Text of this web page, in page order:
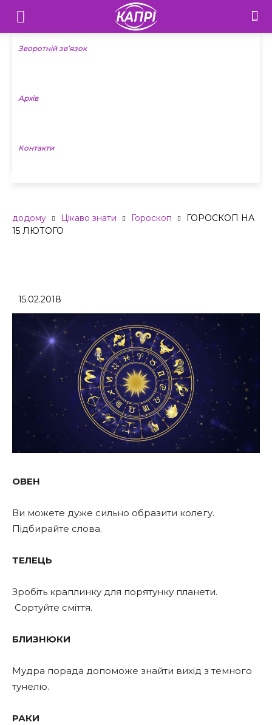
Телебачення
«Капрі»
Новини
Зворотній зв’язок
Архів
Контакти
додому Цікаво знати Гороскоп
ГОРОСКОП НА
15 ЛЮТОГО
15.02.2018
ОВЕН
Ви можете дуже сильно образити колегу.
Підбирайте слова.
ТЕЛЕЦЬ
Зробіть краплинку для порятунку планети.
Сортуйте сміття.
БЛИЗНЮКИ
Мудра порада допоможе знайти вихід з темного
тунелю.
РАКИ